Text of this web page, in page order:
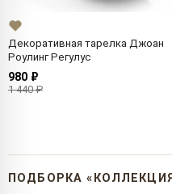
Декоративная тарелка Джоан
Роулинг Регулус
980 ₽
1 440 ₽
ПОДБОРКА